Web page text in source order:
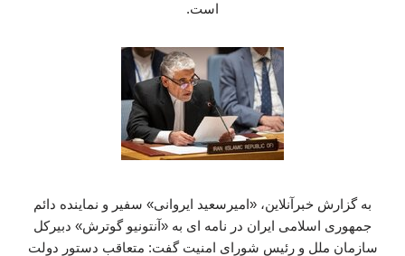
است.
به گزارش خبرآنلاین، «امیرسعید ایروانی» سفیر و نماینده دائم
جمهوری اسلامی ایران در نامه ای به «آنتونیو گوترش» دبیرکل
سازمان ملل و رئیس شورای امنیت گفت: متعاقب دستور دولت